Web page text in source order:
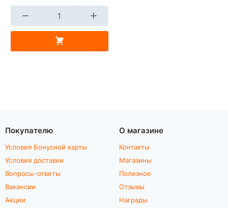
Покупателю
Условия Бонусной карты
Условия доставки
Вопросы-ответы
Вакансии
Акции
О магазине
Контакты
Магазины
Полезное
Отзывы
Награды